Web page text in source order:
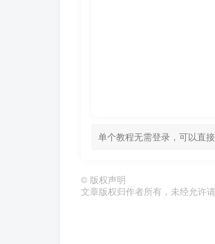
单个教程无需登录，可以直
© 版权声明
文章版权归作者所有，未经允许请